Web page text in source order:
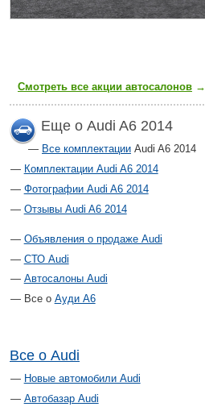
Смотреть все акции автосалонов →
Еще о Audi A6 2014
Все комплектации Audi A6 2014
Комплектации Audi A6 2014
Фотографии Audi A6 2014
Отзывы Audi A6 2014
Объявления о продаже Audi
СТО Audi
Автосалоны Audi
Все о Ауди А6
Все о Audi
Новые автомобили Audi
Автобазар Audi